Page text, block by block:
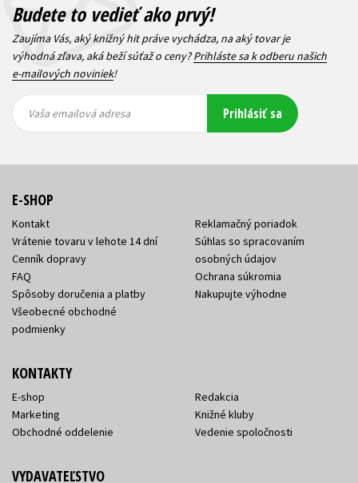
Budete to vedieť ako prvý!
Zaujíma Vás, aký knižný hit práve vychádza, na aký tovar je
výhodná zľava, aká beží súťaž o ceny?Prihláste sa k odberu našich
e-mailových noviniek!
emailová
emailová
Vaša emailová adresa Prihlásiť sa
E-SHOP
Kontakt
Vrátenie tovaru v lehote 14 dní
Cenník dopravy
FAQ
Spôsoby doručenia a platby
Všeobecné obchodné
podmienky
Reklamačný poriadok
Súhlas so spracovaním
osobných údajov
Ochrana súkromia
Nakupujte výhodne
KONTAKTY
E-shop
Marketing
Obchodné oddelenie
Redakcia
Knižné kluby
Vedenie spoločnosti
VYDAVATEĽSTVO